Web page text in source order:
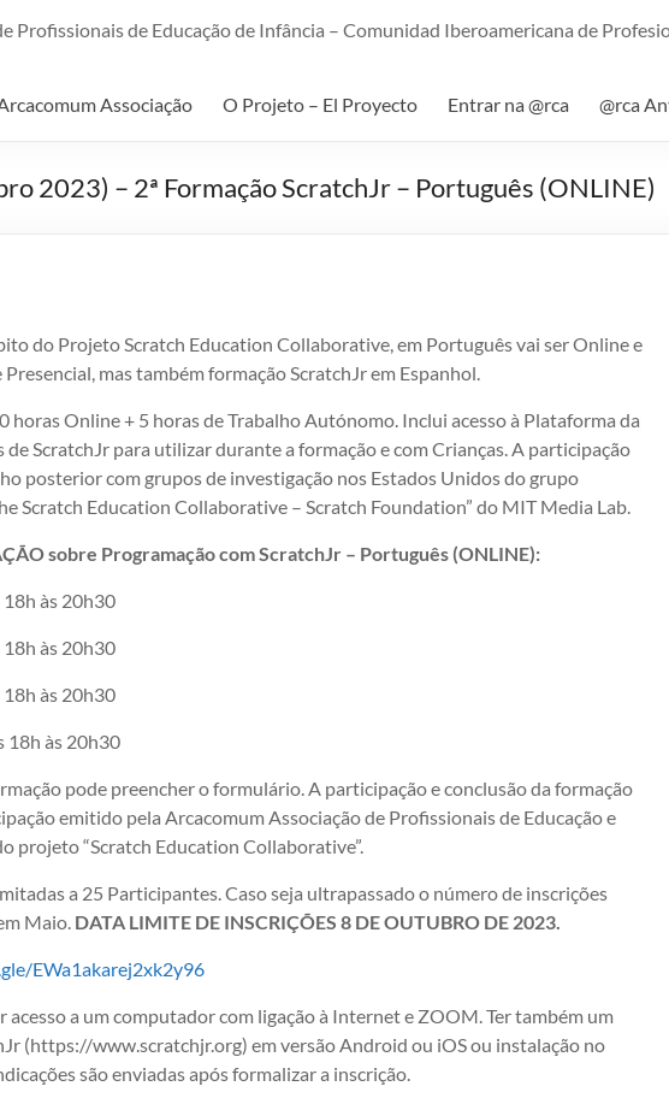
Profissionais de Educação de Infância – Comunidad Iberoamericana de
Associação O Projeto – El Proyecto Entrar na @rca @rca
2023) – 2ª Formação ScratchJr – Português (ONLINE)
do Projeto Scratch Education Collaborative, em Português vai ser Online e
mas também formação ScratchJr em Espanhol.
horas Online + 5 horas de Trabalho Autónomo. Inclui acesso à Plataforma da
de ScratchJr para utilizar durante a formação e com Crianças. A participação
posterior com grupos de investigação nos Estados Unidos do grupo
Scratch Education Collaborative – Scratch Foundation” do MIT Media Lab.
sobre Programação com ScratchJr – Português (ONLINE):
às 20h30
às 20h30
às 20h30
18h às 20h30
pode preencher o formulário. A participação e conclusão da formação
emitido pela Arcacomum Associação de Profissionais de Educação e
projeto “Scratch Education Collaborative”.
a 25 Participantes. Caso seja ultrapassado o número de inscrições
Maio. DATA LIMITE DE INSCRIÇÕES 8 DE OUTUBRO DE 2023.
EWa1akarej2xk2y96
acesso a um computador com ligação à Internet e ZOOM. Ter também um
(https://www.scratchjr.org) em versão Android ou iOS ou instalação no
são enviadas após formalizar a inscrição.